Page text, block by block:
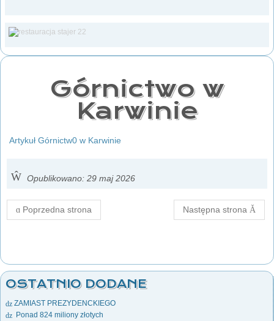
Górnictwo w
Karwinie
Artykuł Górnictw0 w Karwinie
Opublikowano: 29 maj 2026
Poprzedna strona Następna strona
OSTATNIO DODANE
ZAMIAST PREZYDENCKIEGO
Ponad 824 miliony złotych